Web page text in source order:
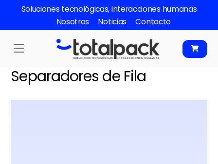
content
Soluciones tecnológicas, interacciones humanas
Nosotros
Noticias Contacto
Menu
Separadores de Fila